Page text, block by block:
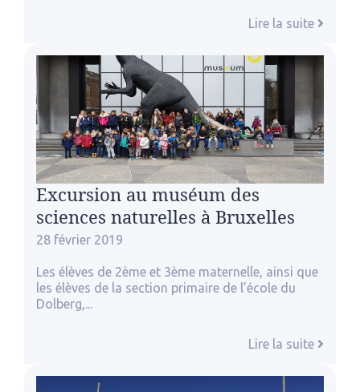
Lire la suite
Excursion au muséum des
sciences naturelles à Bruxelles
28 février 2019
Les élèves de 2ème et 3ème maternelle, ainsi que
les élèves de la section primaire de l’école du
Dolberg,...
Lire la suite